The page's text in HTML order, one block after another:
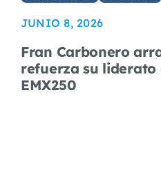
JUNIO 8, 2026
Fran Carbonero
refuerza su liderato
EMX250